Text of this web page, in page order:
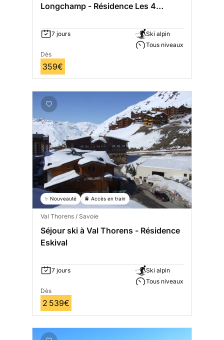
Longchamp - Résidence Les 4
7 jours
Ski alpin
Tous niveaux
Dès
359€
✨ Nouveauté 🚆 Accès en train
Val Thorens / Savoie
Séjour ski à Val Thorens - Résidence
Eskival
7 jours
Ski alpin
Tous niveaux
Dès
2 539€